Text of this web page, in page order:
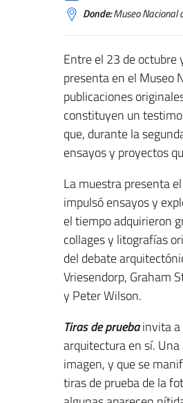
Donde:Museo Nacional
Entre el 23 de octubre
presenta en el Museo
publicaciones
constituyen un
que, durante la
ensayos y proyectos
La muestra presenta
impulsó ensayos y
el tiempo adquirieron
collages y litografías
del debate
Vriesendorp, Graham
y Peter Wilson.
Tiras de pruebainvita a
arquitectura en sí.
imagen, y que se
tiras de prueba de la